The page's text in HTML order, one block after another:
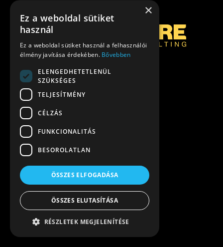
×
Ez a weboldal sütiket
használ
Ez a weboldal sütiket használ a felhasználói
élmény javítása érdekében. Bővebben
ELENGEDHETETLENÜL
SZÜKSÉGES
TELJESÍTMÉNY
CÉLZÁS
FUNKCIONALITÁS
BESOROLATLAN
ÖSSZES ELFOGADÁSA
ÖSSZES ELUTASÍTÁSA
RÉSZLETEK MEGJELENÍTÉSE